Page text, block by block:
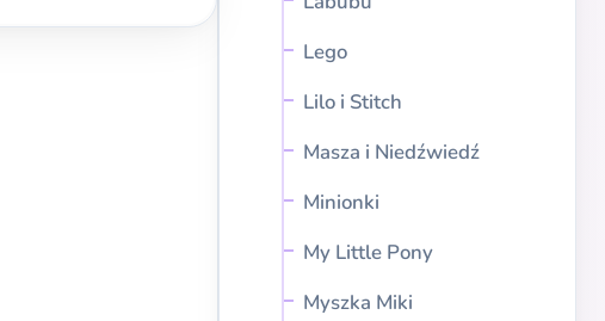
Lego
Lilo i Stitch
Masza i Niedźwiedź
Minionki
My Little Pony
Myszka Miki